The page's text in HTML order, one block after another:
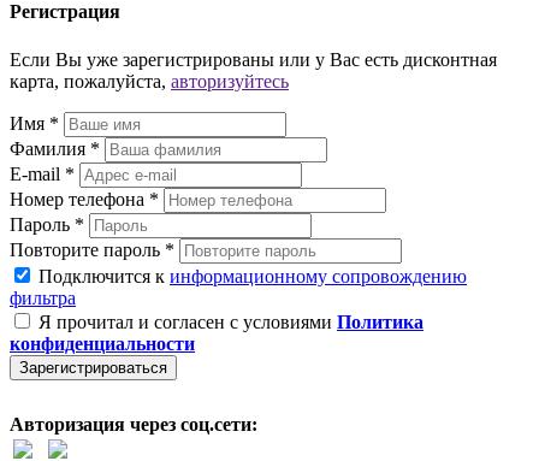
Регистрация
Если Вы уже зарегистрированы или у Вас есть дисконтная
карта, пожалуйста, авторизуйтесь
Имя *
Фамилия *
E-mail *
Номер телефона *
Пароль *
Повторите пароль *
Подключится к информационному сопровождению
фильтра
Я прочитал и согласен с условиями Политика
конфиденциальности
Зарегистрироваться
Авторизация через соц.сети: